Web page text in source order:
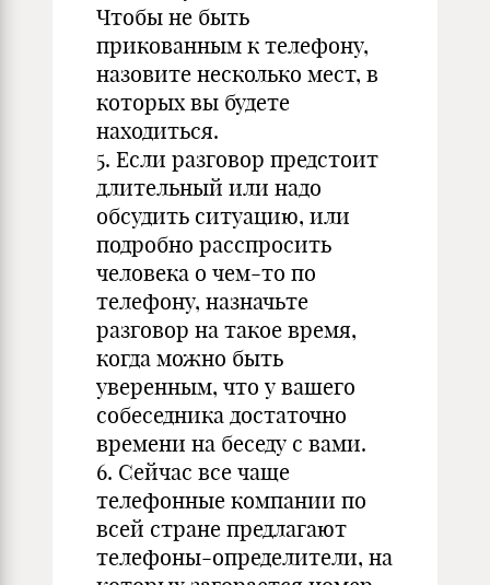
Чтобы не быть
прикованным к телефону,
назовите несколько мест, в
которых вы будете
находиться.
5. Если разговор предстоит
длительный или надо
обсудить ситуацию, или
подробно расспросить
человека о чем-то по
телефону, назначьте
разговор на такое время,
когда можно быть
уверенным, что у вашего
собеседника достаточно
времени на беседу с вами.
6. Сейчас все чаще
телефонные компании по
всей стране предлагают
телефоны-определители, на